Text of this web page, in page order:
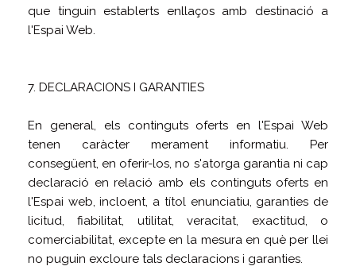
que tinguin establerts enllaços amb destinació a
l'Espai Web.
7. DECLARACIONS I GARANTIES
En general, els continguts oferts en l'Espai Web
tenen caràcter merament informatiu. Per
consegüent, en oferir-los, no s'atorga garantia ni cap
declaració en relació amb els continguts oferts en
l'Espai web, incloent, a títol enunciatiu, garanties de
licitud, fiabilitat, utilitat, veracitat, exactitud, o
comerciabilitat, excepte en la mesura en què per llei
no puguin excloure tals declaracions i garanties.